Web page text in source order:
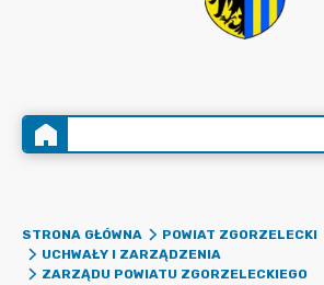
STRONA GŁÓWNA
POWIAT ZGORZELECKI
UCHWAŁY I ZARZĄDZENIA
ZARZĄDU POWIATU ZGORZELECKIEGO